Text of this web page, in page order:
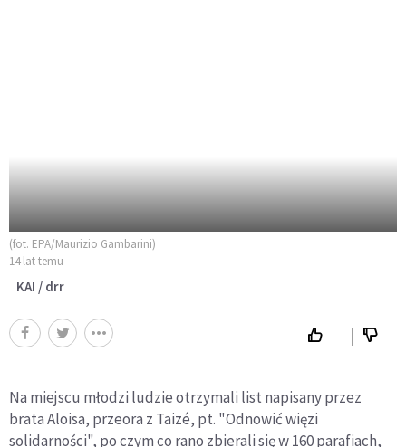
(fot. EPA/Maurizio Gambarini)
14 lat temu
KAI / drr
Na miejscu młodzi ludzie otrzymali list napisany przez
brata Aloisa, przeora z Taizé, pt. "Odnowić więzi
solidarności", po czym co rano zbierali się w 160 parafiach,